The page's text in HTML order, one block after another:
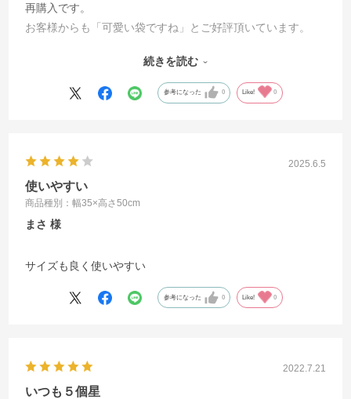
再購入です。
お客様からも「可愛い袋ですね」とご好評頂いています。
続きを読む
参考になった 0 Like! 0
2025.6.5
使いやすい
商品種別：幅35×高さ50cm
まさ
サイズも良く使いやすい
参考になった 0 Like! 0
2022.7.21
いつも５個星